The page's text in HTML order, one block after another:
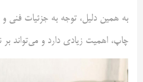
به همین دلیل، توجه به جزئیات فنی و
چاپ، اهمیت زیادی دارد و می‌تواند بر